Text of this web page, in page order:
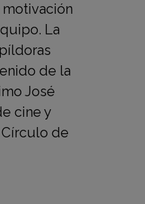
La
de la
José
cine y
de